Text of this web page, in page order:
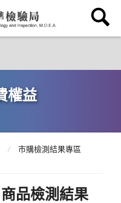
權益
市購檢測結果專區
品檢測結果